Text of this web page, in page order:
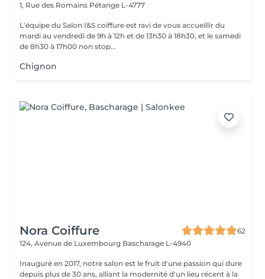
1, Rue des Romains Pétange L-4777
L'équipe du Salon I&S coiffure est ravi de vous accueillir du
mardi au vendredi de 9h à 12h et de 13h30 à 18h30, et le samedi
de 8h30 à 17h00 non stop...
Chignon
Nora Coiffure
62
124, Avenue de Luxembourg Bascharage L-4940
Inauguré en 2017, notre salon est le fruit d'une passion qui dure
depuis plus de 30 ans, alliant la modernité d'un lieu récent à la